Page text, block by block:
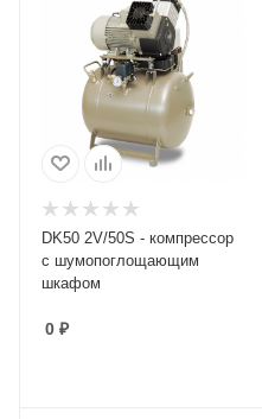
DK50 2V/50S - компрессор
с шумопоглощающим
шкафом
0 ₽